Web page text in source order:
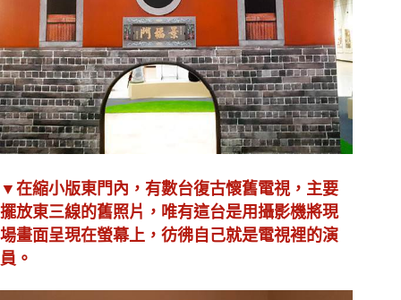
▼在縮小版東門內，有數台復古懷舊電視，主要
擺放東三線的舊照片，唯有這台是用攝影機將現
場畫面呈現在螢幕上，彷彿自己就是電視裡的演
員。